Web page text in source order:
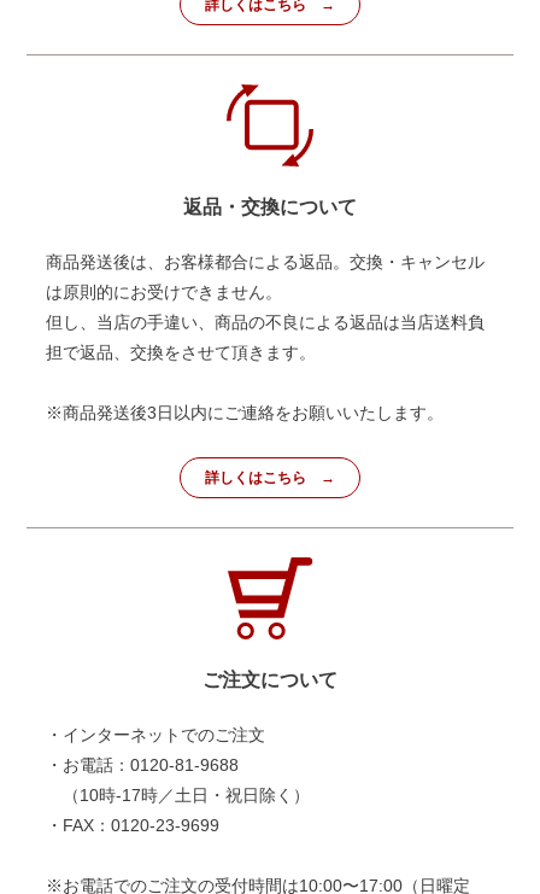
詳しくはこちら
返品・交換について
商品発送後は、お客様都合による返品。交換・キャンセル
は原則的にお受けできません。
但し、当店の手違い、商品の不良による返品は当店送料負
担で返品、交換をさせて頂きます。
※商品発送後3日以内にご連絡をお願いいたします。
詳しくはこちら
ご注文について
・インターネットでのご注文
・お電話：0120-81-9688
（10時-17時／土日・祝日除く）
・FAX：0120-23-9699
※お電話でのご注文の受付時間は10:00〜17:00（日曜定